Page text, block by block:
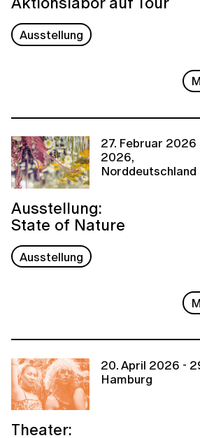
Ausstellung
27. Februar 2026
2026,
Norddeutschland
Ausstellung:
State of Nature
Ausstellung
20. April 2026 -
Hamburg
Theater: